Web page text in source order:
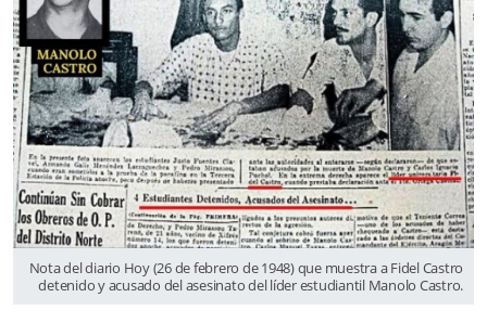
Nota del diario Hoy (26 de febrero de 1948) que muestra a Fidel Castro
detenido y acusado del asesinato del líder estudiantil Manolo Castro.